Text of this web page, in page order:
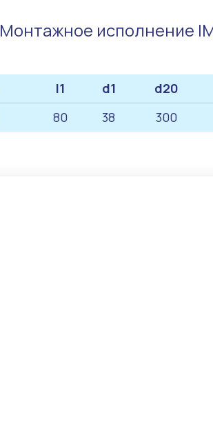
Монтажное исполнение
l1 d1 d20
80 38 300